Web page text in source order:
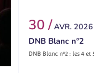
30 /AVR. 2026
DNB Blanc n°2
DNB Blanc n°2 : les 4 et